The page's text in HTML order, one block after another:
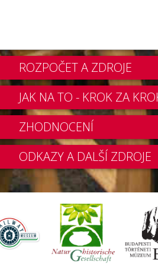
ROZPOČET A ZDROJE
JAK NA TO - KROK ZA
ZHODNOCENÍ
ODKAZY A DALŠÍ ZDROJE